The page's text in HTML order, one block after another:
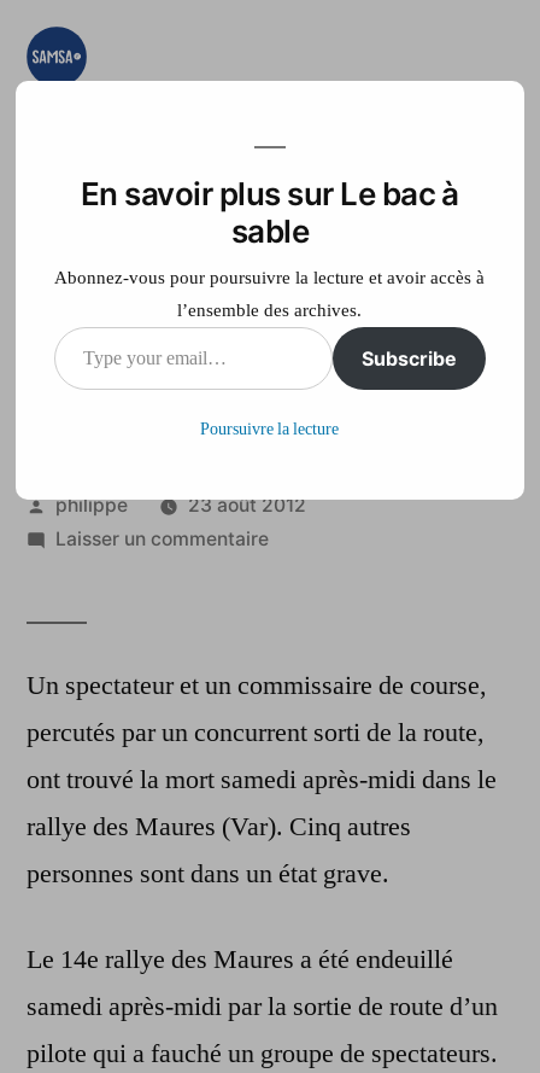
Aller
teste, on expérimente
Accueil France Télé
Deux morts sur le
rallye des Maures
Publié
par
philippe
23 août 2012
Laisser un commentairesur
des
Maures
Un spectateur et un commissaire de course,
percutés par un concurrent sorti de la route,
ont trouvé la mort samedi après-midi dans le
rallye des Maures (Var). Cinq autres
personnes sont dans un état grave.
Le 14e rallye des Maures a été endeuillé
samedi après-midi par la sortie de route d’un
pilote qui a fauché un groupe de spectateurs.
En savoir plus sur Le bac à
sable
Abonnez-vous pour poursuivre la lecture et avoir accès à
l’ensemble des archives.
Type
your
Subscribe
Poursuivre la lecture